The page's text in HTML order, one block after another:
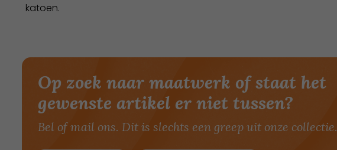
katoen.
Op zoek naar maatwerk of staat het
gewenste artikel er niet tussen?
Bel of mail ons. Dit is slechts een greep uit onze collectie.